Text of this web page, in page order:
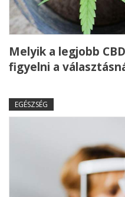
Melyik a legjobb
figyelni a
EGÉSZSÉG